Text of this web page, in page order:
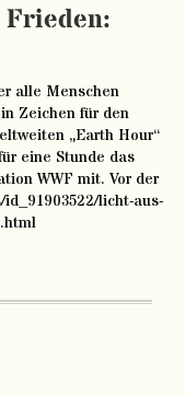
alle Menschen
Zeichen für den
„Earth Hour“
eine Stunde das
WWF mit. Vor der
licht-aus-